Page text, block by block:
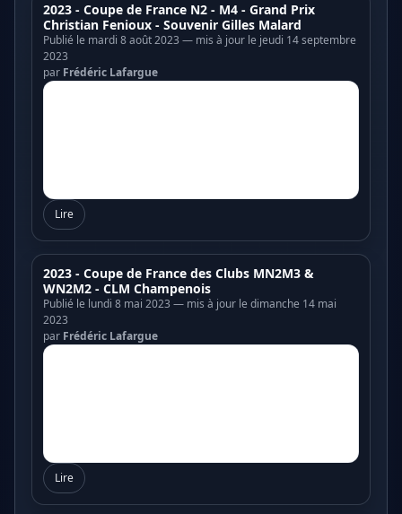
2023 - Coupe de France N2 - M4 - Grand Prix
Christian Fenioux - Souvenir Gilles Malard
Publié le mardi 8 août 2023 — mis à jour le jeudi 14 septembre
2023
par Frédéric Lafargue
Lire
2023 - Coupe de France des Clubs MN2M3 &
WN2M2 - CLM Champenois
Publié le lundi 8 mai 2023 — mis à jour le dimanche 14 mai
2023
par Frédéric Lafargue
Lire